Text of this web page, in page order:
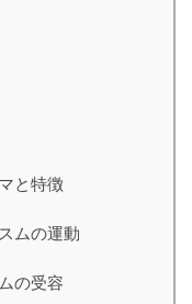
と特徴
ムの運動
の受容